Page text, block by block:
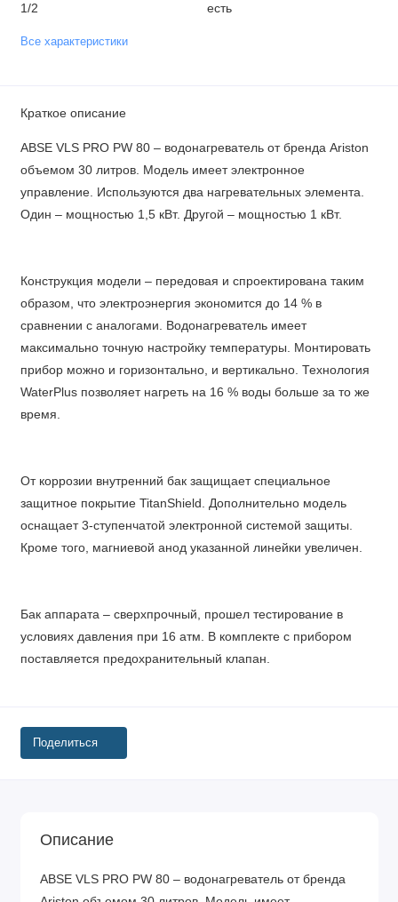
1/2 есть
Все характеристики
Краткое описание
ABSE VLS PRO PW 80 – водонагреватель от бренда Ariston
объемом 30 литров. Модель имеет электронное
управление. Используются два нагревательных элемента.
Один – мощностью 1,5 кВт. Другой – мощностью 1 кВт.
Конструкция модели – передовая и спроектирована таким
образом, что электроэнергия экономится до 14 % в
сравнении с аналогами. Водонагреватель имеет
максимально точную настройку температуры. Монтировать
прибор можно и горизонтально, и вертикально. Технология
WaterPlus позволяет нагреть на 16 % воды больше за то же
время.
От коррозии внутренний бак защищает специальное
защитное покрытие TitanShield. Дополнительно модель
оснащает 3-ступенчатой электронной системой защиты.
Кроме того, магниевой анод указанной линейки увеличен.
Бак аппарата – сверхпрочный, прошел тестирование в
условиях давления при 16 атм. В комплекте с прибором
поставляется предохранительный клапан.
Поделиться
Описание
ABSE VLS PRO PW 80 – водонагреватель от бренда